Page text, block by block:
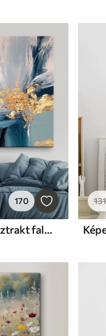
170
Képek Kortárs kreatív absztrakt fali művészet